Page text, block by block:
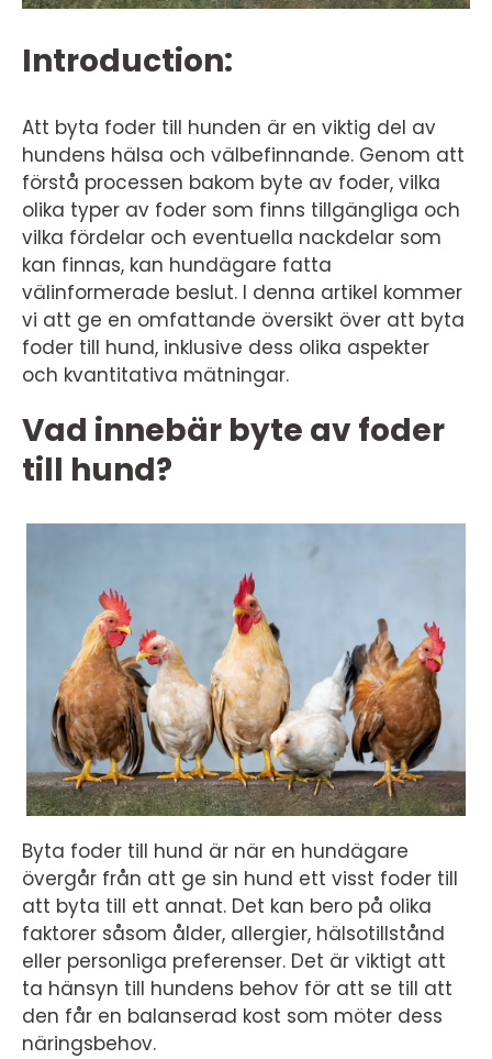
Introduction:
Att byta foder till hunden är en viktig del av
hundens hälsa och välbefinnande. Genom att
förstå processen bakom byte av foder, vilka
olika typer av foder som finns tillgängliga och
vilka fördelar och eventuella nackdelar som
kan finnas, kan hundägare fatta
välinformerade beslut. I denna artikel kommer
vi att ge en omfattande översikt över att byta
foder till hund, inklusive dess olika aspekter
och kvantitativa mätningar.
Vad innebär byte av foder
till hund?
Byta foder till hund är när en hundägare
övergår från att ge sin hund ett visst foder till
att byta till ett annat. Det kan bero på olika
faktorer såsom ålder, allergier, hälsotillstånd
eller personliga preferenser. Det är viktigt att
ta hänsyn till hundens behov för att se till att
den får en balanserad kost som möter dess
näringsbehov.